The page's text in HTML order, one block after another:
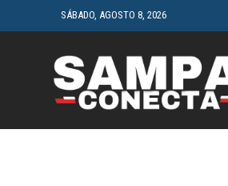
SÁBADO, AGOSTO 8, 2026